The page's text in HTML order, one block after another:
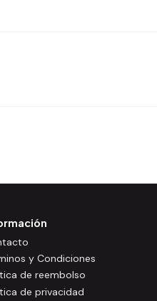
y Condiciones
de reembolso
de privacidad